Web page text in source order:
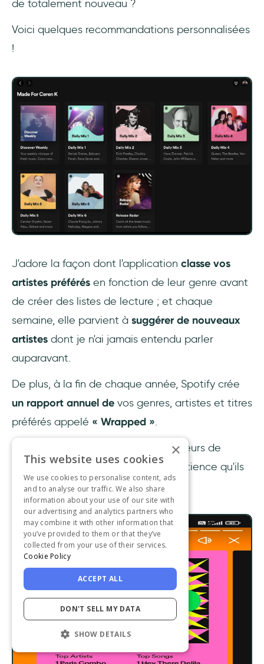
de totalement nouveau ?
Voici quelques recommandations personnalisées
!
J'adore la façon dont l'application classe vos
artistes préférés en fonction de leur genre avant
de créer des listes de lecture ; et chaque
semaine, elle parvient à suggérer de nouveaux
artistes dont je n'ai jamais entendu parler
auparavant.
De plus, à la fin de chaque année, Spotify crée
un rapport annuel de vos genres, artistes et titres
préférés appelé « Wrapped ».
Je sais que presque tous les utilisateurs de
Spotify l'attendent avec plus d'impatience qu'ils
n'attendent leur bulletin scolaire.
×
This website uses cookies
We use cookies to personalise content, ads
and to analyse our traffic. We also share
information about your use of our site with
our advertising and analytics partners who
may combine it with other information that
you’ve provided to them or that they’ve
collected from your use of their services.
Cookie Policy
ACCEPT ALL
DON'T SELL MY DATA
SHOW DETAILS